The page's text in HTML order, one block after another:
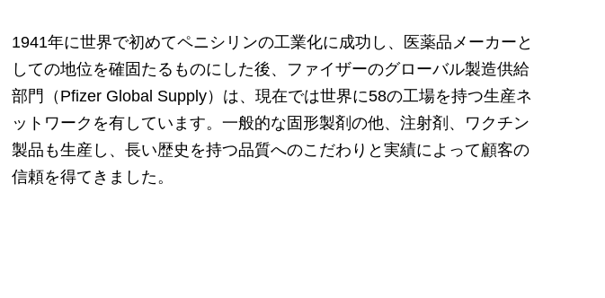
1941年に世界で初めてペニシリンの工業化に成功し、医薬品メーカーと
しての地位を確固たるものにした後、ファイザーのグローバル製造供給
部門（Pfizer Global Supply）は、現在では世界に58の工場を持つ生産ネ
ットワークを有しています。一般的な固形製剤の他、注射剤、ワクチン
製品も生産し、長い歴史を持つ品質へのこだわりと実績によって顧客の
信頼を得てきました。